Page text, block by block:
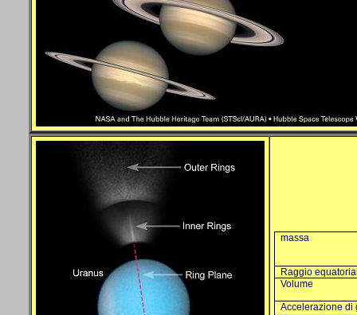
massa
Raggio
Volume
Accelerazione di